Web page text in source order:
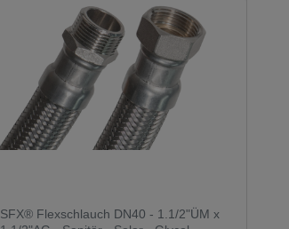
SFX® Flexschlauch DN40 - 1.1/2"ÜM x